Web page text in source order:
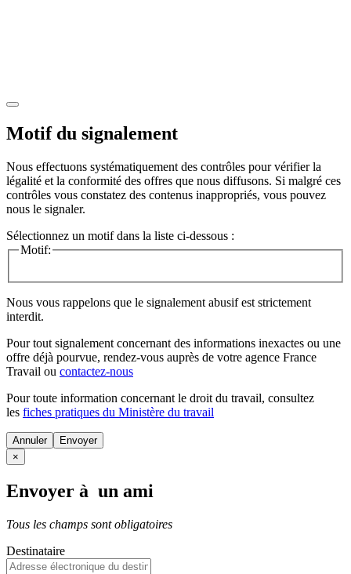
Motif du signalement
Nous effectuons systématiquement des contrôles pour vérifier la
légalité et la conformité des offres que nous diffusons. Si malgré ces
contrôles vous constatez des contenus inappropriés, vous pouvez
nous le signaler.
Sélectionnez un motif dans la liste ci-dessous :
Motif:
Nous vous rappelons que le signalement abusif est strictement
interdit.
Pour tout signalement concernant des informations inexactes ou une
offre déjà pourvue, rendez-vous auprès de votre agence France
Travail ou contactez-nous
Pour toute information concernant le droit du travail, consultez
les fiches pratiques du Ministère du travail
Annuler
×
Envoyer à un ami
Tous les champs sont obligatoires
Destinataire